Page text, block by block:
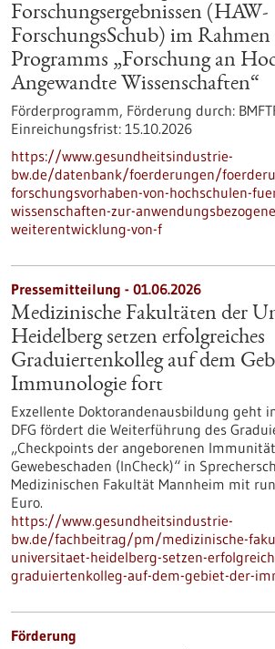
Forschungsergebnissen (HAW-
ForschungsSchub) im Rahmen
Programms „Forschung an
Angewandte Wissenschaften“
Förderprogramm, Förderung durch:
Einreichungsfrist: 15.10.2026
https://www.gesundheitsindustrie-
bw.de/datenbank/foerderungen/
forschungsvorhaben-von-hochschulen-
wissenschaften-zur-
weiterentwicklung-von-f
Pressemitteilung - 01.06.2026
Medizinische Fakultäten der
Heidelberg setzen erfolgreiches
Graduiertenkolleg auf dem
Immunologie fort
Exzellente Doktorandenausbildung geht
DFG fördert die Weiterführung des
„Checkpoints der angeborenen
Gewebeschaden (InCheck)“ in
Medizinischen Fakultät Mannheim mit
Euro.
https://www.gesundheitsindustrie-
bw.de/fachbeitrag/pm/medizinische-
universitaet-heidelberg-setzen-
graduiertenkolleg-auf-dem-gebiet-der-
Förderung